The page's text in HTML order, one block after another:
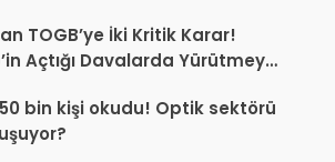
TOGB’ye İki Kritik Karar!
Açtığı Davalarda Yürütmeyi
bin kişi okudu! Optik sektörü